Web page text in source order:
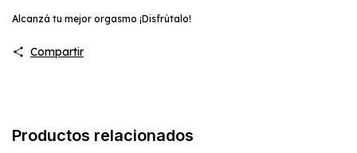
Alcanzá tu mejor orgasmo ¡Disfrútalo!
Compartir
Productos relacionados